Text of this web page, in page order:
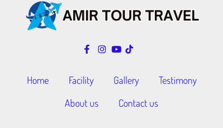
Home Facility Gallery
Testimony
About us
Contact us